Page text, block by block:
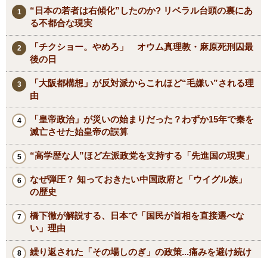
“日本の若者は右傾化”したのか? リベラル台頭の裏にあ
る不都合な現実
「チクショー。やめろ」 オウム真理教・麻原死刑囚最
後の日
「大阪都構想」が反対派からこれほど“毛嫌い”される理
由
「皇帝政治」が災いの始まりだった？わずか15年で秦を
滅亡させた始皇帝の誤算
“高学歴な人”ほど左派政党を支持する「先進国の現実」
なぜ弾圧？ 知っておきたい中国政府と「ウイグル族」
の歴史
橋下徹が解説する、日本で「国民が首相を直接選べな
い」理由
繰り返された「その場しのぎ」の政策...痛みを避け続け